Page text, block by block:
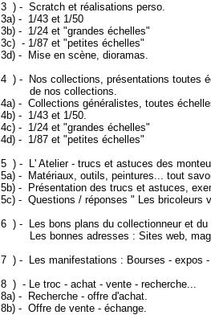
3 ) - Scratch et réalisations perso.
3a) - 1/43 et 1/50
3b) - 1/24 et "grandes échelles"
3c) - 1/87 et "petites échelles"
3d) - Mise en scène, dioramas.
4 ) - Nos collections, présentations toutes
de nos collections.
4a) - Collections généralistes, toutes
4b) - 1/43 et 1/50.
4c) - 1/24 et "grandes échelles"
4d) - 1/87 et "petites échelles"
5 ) - L' Atelier - trucs et astuces des
5a) - Matériaux, outils, peintures... tout
5b) - Présentation des trucs et astuces,
5c) - Questions / réponses " Les bricoleurs
6 ) - Les bons plans du collectionneur et
Les bonnes adresses : Sites web,
7 ) - Les manifestations : Bourses - expos -
8 ) - Le troc - achat - vente - recherche...
8a) - Recherche - offre d'achat.
8b) - Offre de vente - échange.